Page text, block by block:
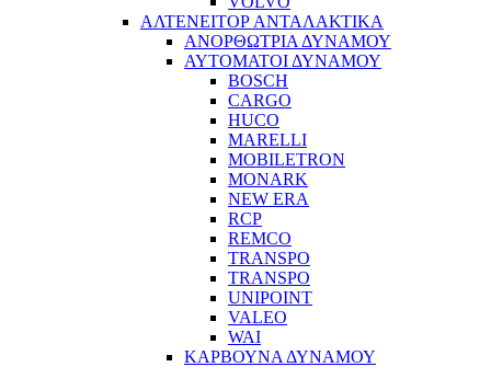
ΑΛΤΕΝΕΙΤΟΡ ΑΝΤΑΛΑΚΤΙΚΑ
ΑΝΟΡΘΩΤΡΙΑ ΔΥΝΑΜΟΥ
ΑΥΤΟΜΑΤΟΙ ΔΥΝΑΜΟΥ
BOSCH
CARGO
HUCO
MARELLI
MOBILETRON
MONARK
NEW ERA
RCP
REMCO
TRANSPO
TRANSPO
UNIPOINT
VALEO
WAI
ΚΑΡΒΟΥΝΑ ΔΥΝΑΜΟΥ